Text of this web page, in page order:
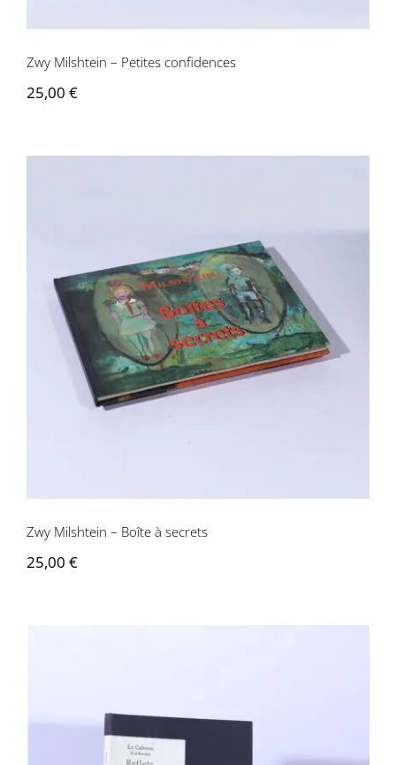
Zwy Milshtein – Petites confidences
25,00 €
Zwy Milshtein – Boîte à secrets
Zwy Milshtein – Boîte à secrets
25,00 €